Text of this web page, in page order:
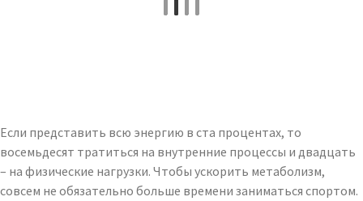
Если представить всю энергию в ста процентах, то
восемьдесят тратиться на внутренние процессы и двадцать
– на физические нагрузки. Чтобы ускорить метаболизм,
совсем не обязательно больше времени заниматься спортом.